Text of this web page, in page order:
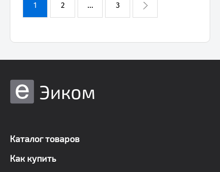
1 2 ... 3
Эиком
Каталог товаров
Как купить